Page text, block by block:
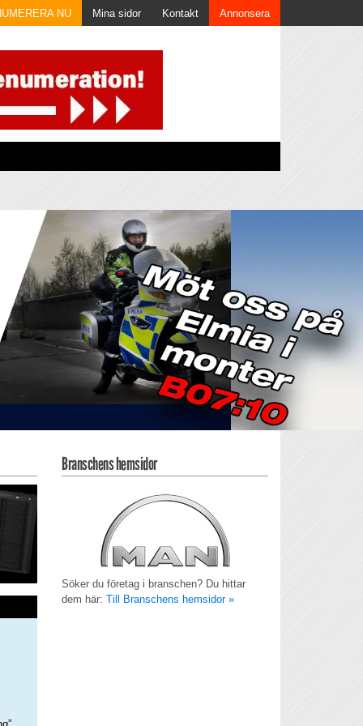
NU Mina sidor Kontakt Annonsera
Branschens hemsidor
Söker du företag i branschen? Du hittar
dem här: Till Branschens hemsidor »